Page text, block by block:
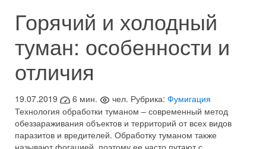
Горячий и холодный
туман: особенности и
отличия
19.07.2019 6 мин. чел. Рубрика: Фумигация
Технология обработки туманом – современный метод
обеззараживания объектов и территорий от всех видов
паразитов и вредителей. Обработку туманом также